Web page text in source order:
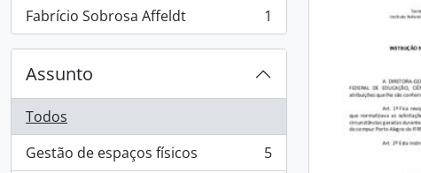
Fabrício Sobrosa Affeldt
, 1 resultados 1
Assunto
Todos
Gestão de espaços físicos
, 5 resultados
5